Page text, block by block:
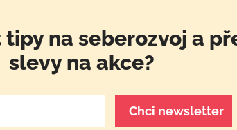
na seberozvoj a
slevy na akce?